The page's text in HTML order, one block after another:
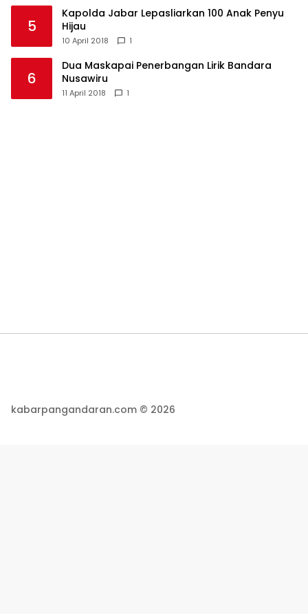
5
Kapolda Jabar Lepasliarkan 100 Anak Penyu
Hijau
10 April 2018 1
6
Dua Maskapai Penerbangan Lirik Bandara
Nusawiru
11 April 2018 1
kabarpangandaran.com © 2026